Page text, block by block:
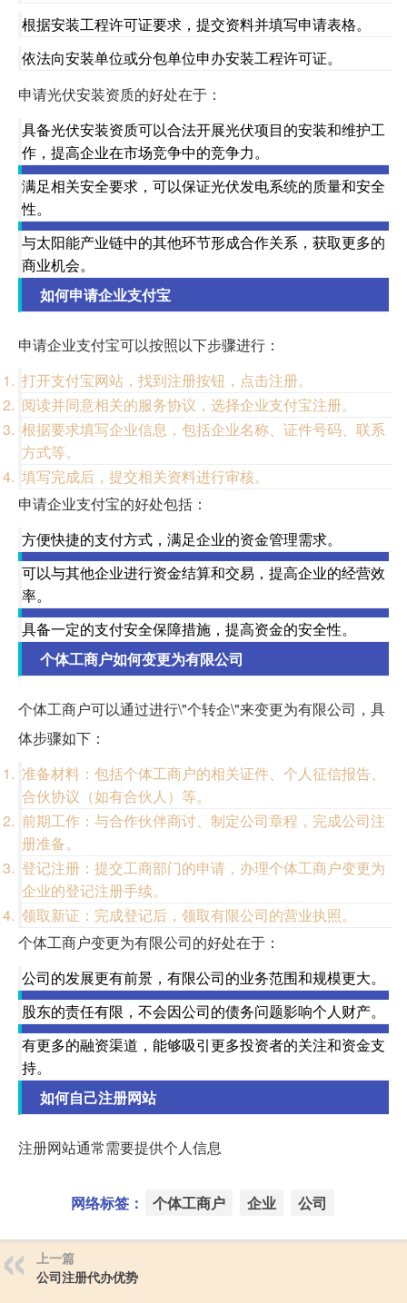
根据安装工程许可证要求，提交资料并填写申请表格。
依法向安装单位或分包单位申办安装工程许可证。
申请光伏安装资质的好处在于：
具备光伏安装资质可以合法开展光伏项目的安装和维护工
作，提高企业在市场竞争中的竞争力。
满足相关安全要求，可以保证光伏发电系统的质量和安全
性。
与太阳能产业链中的其他环节形成合作关系，获取更多的
商业机会。
如何申请企业支付宝
申请企业支付宝可以按照以下步骤进行：
打开支付宝网站，找到注册按钮，点击注册。
阅读并同意相关的服务协议，选择企业支付宝注册。
根据要求填写企业信息，包括企业名称、证件号码、联系
方式等。
填写完成后，提交相关资料进行审核。
申请企业支付宝的好处包括：
方便快捷的支付方式，满足企业的资金管理需求。
可以与其他企业进行资金结算和交易，提高企业的经营效
率。
具备一定的支付安全保障措施，提高资金的安全性。
个体工商户如何变更为有限公司
个体工商户可以通过进行\"个转企\"来变更为有限公司，具
体步骤如下：
准备材料：包括个体工商户的相关证件、个人征信报告、
合伙协议（如有合伙人）等。
前期工作：与合作伙伴商讨、制定公司章程，完成公司注
册准备。
登记注册：提交工商部门的申请，办理个体工商户变更为
企业的登记注册手续。
领取新证：完成登记后，领取有限公司的营业执照。
个体工商户变更为有限公司的好处在于：
公司的发展更有前景，有限公司的业务范围和规模更大。
股东的责任有限，不会因公司的债务问题影响个人财产。
有更多的融资渠道，能够吸引更多投资者的关注和资金支
持。
如何自己注册网站
注册网站通常需要提供个人信息
网络标签： 个体工商户 企业 公司
上一篇
公司注册代办优势